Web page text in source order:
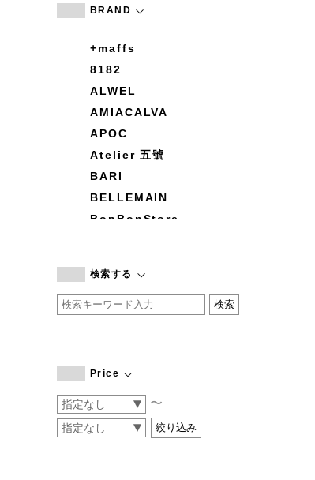
BRAND
+maffs
8182
ALWEL
AMIACALVA
APOC
Atelier 五號
BARI
BELLEMAIN
BonBonStore
by basics
CATWORTH
COGTHEBIGSMOKE
CONVERSE
DEAN & DELUCA
検索する
Price
〜